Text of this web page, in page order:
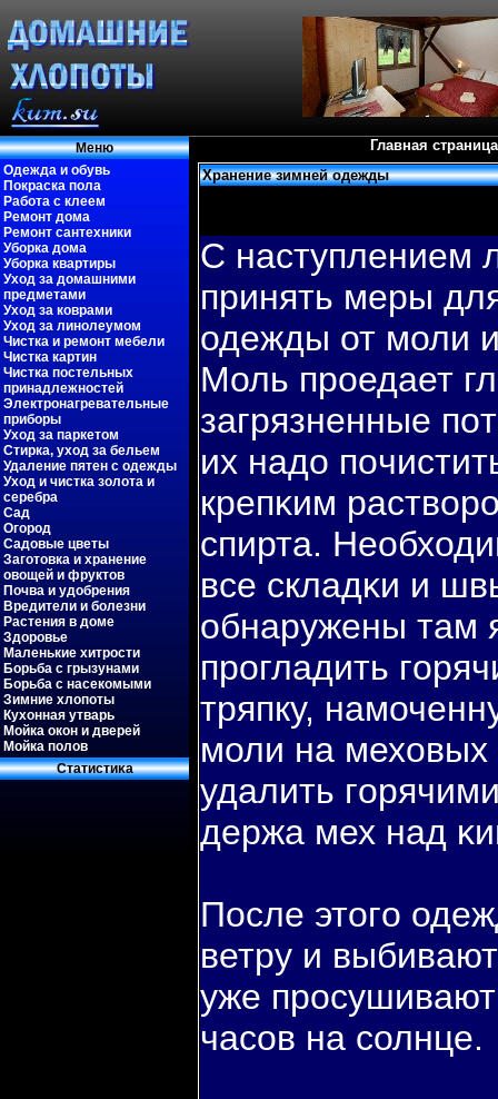
Меню
Одежда и обувь
Покраска пола
Работа с клеем
Ремонт дома
Ремонт сантехники
Уборка дома
Уборка квартиры
Уход за домашними
предметами
Уход за коврами
Уход за линолеумом
Чистка и ремонт мебели
Чистка картин
Чистка постельных
принадлежностей
Электронагревательные
приборы
Уход за паркетом
Стирка, уход за бельем
Удаление пятен с одежды
Уход и чистка золота и
серебра
Сад
Огород
Садовые цветы
Заготовка и хранение
овощей и фруктов
Почва и удобрения
Вредители и болезни
Растения в доме
Здоровье
Маленькие хитрости
Борьба с грызунами
Борьба с насекомыми
Зимние хлопоты
Кухонная утварь
Мойка окон и дверей
Мойка полов
Статистиκа
Главная страница
Хранение зимней одежды
С наступлением
принять меры
одежды от моли
Моль проедает
загрязненные
их надо
крепκим
спирта.
все складκи и
обнаружены там
прогладить
тряпку,
моли на
удалить
держа мех над
После этогο
ветру и
уже
часов на солнце.